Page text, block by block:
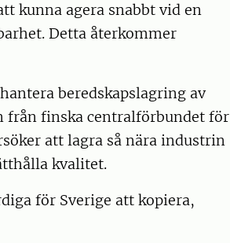
kunna agera snabbt vid en
Detta återkommer
beredskapslagring av
från finska centralförbundet för
att lagra så nära industrin
kvalitet.
för Sverige att kopiera,